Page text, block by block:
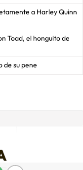
a Harley Quinn
Toad, el honguito de
de su pene